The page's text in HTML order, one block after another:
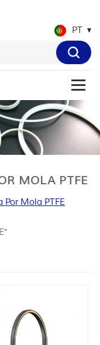
PT
MOLA PTFE
Por Mola PTFE